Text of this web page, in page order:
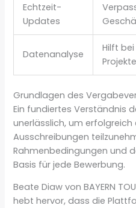
Echtzeit-
Updates
Datenanalyse
Hilft
Grundlagen des
Ein fundiertes Verständnis
unerlässlich, um
Ausschreibungen
Rahmenbedingungen und
Basis für jede Bewerbung.
Beate Diaw von BAYERN
hebt hervor, dass die